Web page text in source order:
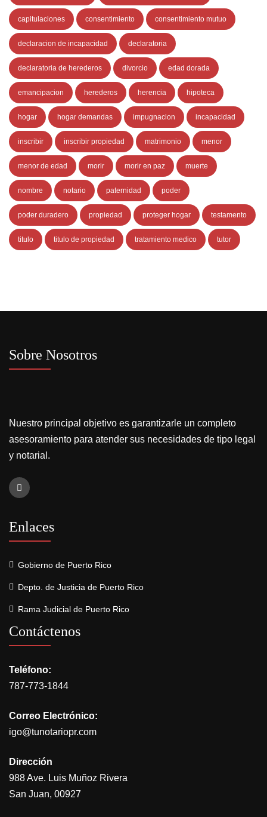
capitulaciones consentimiento consentimiento mutuo
declaracion de incapacidad declaratoria
declaratoria de herederos divorcio edad dorada
emancipacion herederos herencia hipoteca
hogar hogar demandas impugnacion incapacidad
inscribir inscribir propiedad matrimonio menor
menor de edad morir morir en paz muerte
nombre notario paternidad poder
poder duradero propiedad proteger hogar testamento
titulo titulo de propiedad tratamiento medico tutor
Sobre Nosotros
Nuestro principal objetivo es garantizarle un completo
asesoramiento para atender sus necesidades de tipo legal
y notarial.
Enlaces
Gobierno de Puerto Rico
Depto. de Justicia de Puerto Rico
Rama Judicial de Puerto Rico
Contáctenos
Teléfono:
787-773-1844
Correo Electrónico:
igo@tunotariopr.com
Dirección
988 Ave. Luis Muñoz Rivera
San Juan, 00927